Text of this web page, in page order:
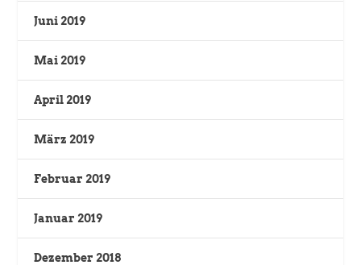
Juni 2019
Mai 2019
April 2019
März 2019
Februar 2019
Januar 2019
Dezember 2018